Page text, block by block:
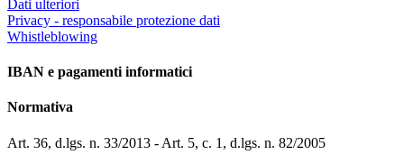
Dati ulteriori
Privacy - responsabile protezione dati
Whistleblowing
IBAN e pagamenti informatici
Normativa
Art. 36, d.lgs. n. 33/2013 - Art. 5, c. 1, d.lgs. n. 82/2005